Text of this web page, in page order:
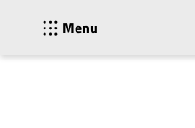
Menu